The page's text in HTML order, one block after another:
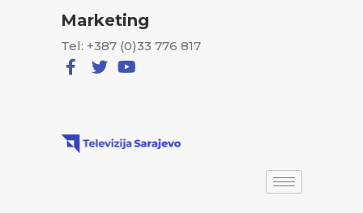
Marketing
Tel: +387 (0)33 776 817